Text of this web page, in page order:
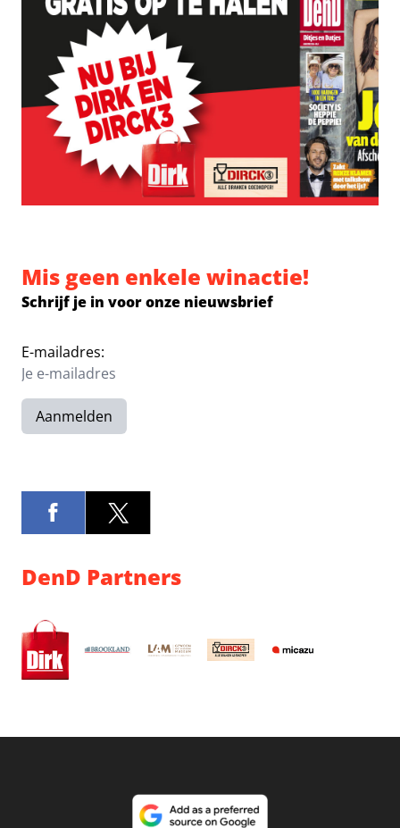
Mis geen enkele winactie!
Schrijf je in voor onze nieuwsbrief
E-mailadres:
Aanmelden
DenD Partners